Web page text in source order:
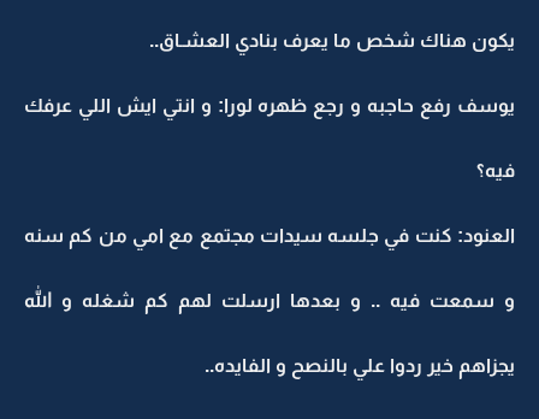
يكون هناك شخص ما يعرف بنادي العشـاق..
يوسف رفع حاجبه و رجع ظهره لورا: و انتي ايش اللي عرفك
فيه؟
العنود: كنت في جلسه سيدات مجتمع مع امي من كم سنه
و سمعت فيه .. و بعدها ارسلت لهم كم شغله و الله
يجزاهم خير ردوا علي بالنصح و الفايده..